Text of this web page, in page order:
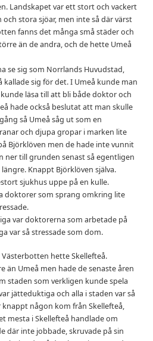
Landskapet var ett stort och vackert
stora sjöar, men inte så där värst
fanns det många små städer och
än de andra, och de hette Umeå
se sig som Norrlands Huvudstad,
kallade sig för det. I Umeå kunde man
läsa till att bli både doktor och
hade också beslutat att man skulle
så Umeå såg ut som en
och djupa gropar i marken lite
Björklöven men de hade inte vunnit
ner till grunden senast så egentligen
Knappt Björklöven själva.
sjukhus uppe på en kulle.
doktorer som sprang omkring lite
var doktorerna som arbetade på
var så stressade som dom.
hette Skellefteå.
än Umeå men hade de senaste åren
staden som verkligen kunde spela
jätteduktiga och alla i staden var så
knappt någon kom från Skellefteå,
mesta i Skellefteå handlade om
där inte jobbade, skruvade på sin